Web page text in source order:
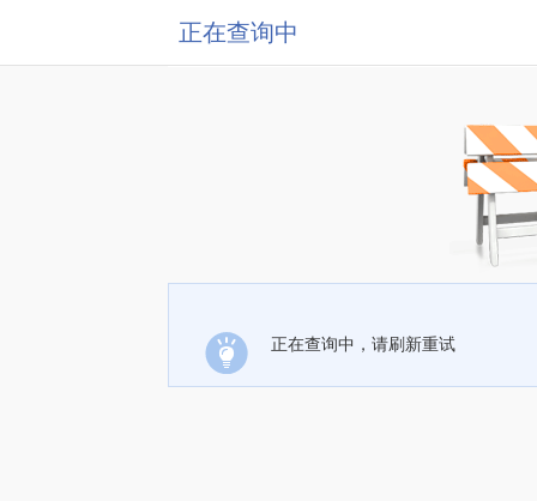
正在查询中
正在查询中，请刷新重试